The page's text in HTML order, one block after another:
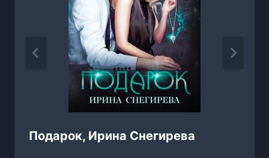
Подарок, Ирина Снегирева